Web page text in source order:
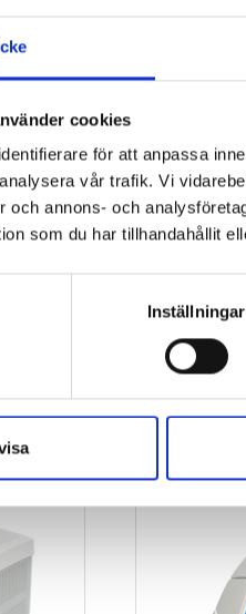
cookies
för att anpassa
vår trafik. Vi
och annons- och
som du har tillhandahållit
Inställningar
control basic display
version: the
See product sheet for
EC declaration